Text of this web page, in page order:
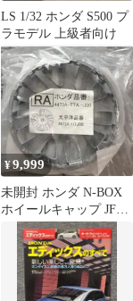
LS 1/32 ホンダ S500 プ
ラモデル 上級者向け
¥9,999
未開封 ホンダ N-BOX
ホイールキャップ JF3
JF4 JF5 JF6